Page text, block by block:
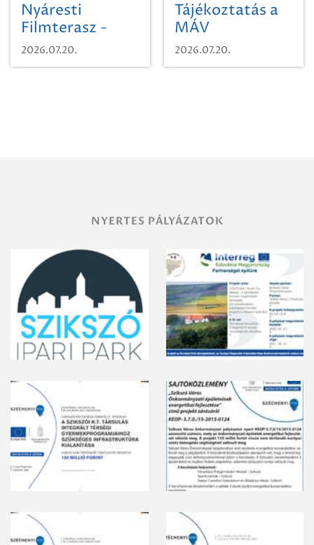
Nyáresti
Filmterasz -
Beugró a
Paradicsomba
2026.07.20.
Tájékoztatás a
MÁV
Pályaműködtetési
Zrt. Területi
2026.07.20.
NYERTES PÁLYÁZATOK